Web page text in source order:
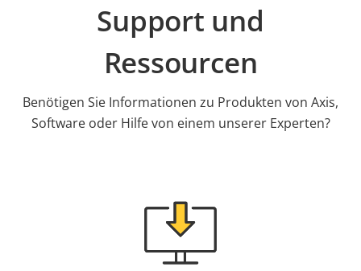
Support und
Ressourcen
Benötigen Sie Informationen zu Produkten von Axis,
Software oder Hilfe von einem unserer Experten?